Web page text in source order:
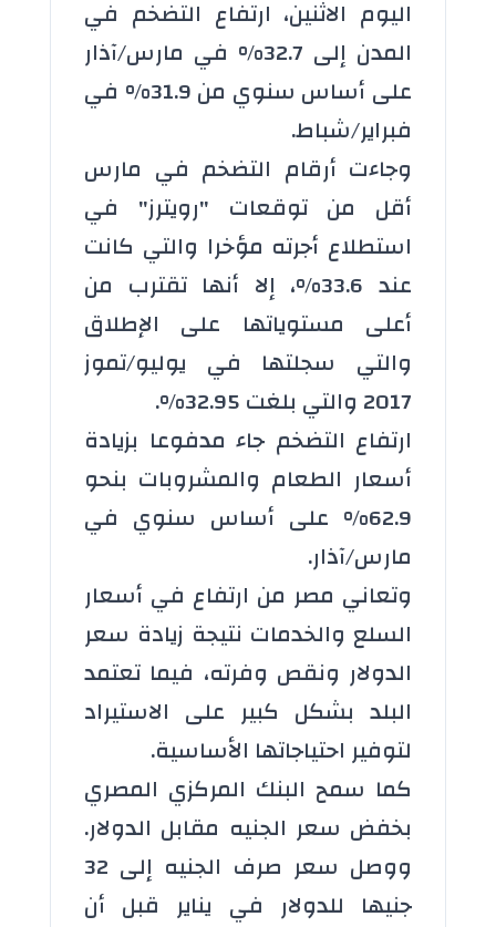
اليوم الاثنين، ارتفاع التضخم في
المدن إلى 32.7% في مارس/آذار
على أساس سنوي من 31.9% في
فبراير/شباط.
وجاءت أرقام التضخم في مارس
أقل من توقعات "رويترز" في
استطلاع أجرته مؤخرا والتي كانت
عند 33.6%، إلا أنها تقترب من
أعلى مستوياتها على الإطلاق
والتي سجلتها في يوليو/تموز
2017 والتي بلغت 32.95%.
ارتفاع التضخم جاء مدفوعا بزيادة
أسعار الطعام والمشروبات بنحو
62.9% على أساس سنوي في
مارس/آذار.
وتعاني مصر من ارتفاع في أسعار
السلع والخدمات نتيجة زيادة سعر
الدولار ونقص وفرته، فيما تعتمد
البلد بشكل كبير على الاستيراد
لتوفير احتياجاتها الأساسية.
كما سمح البنك المركزي المصري
بخفض سعر الجنيه مقابل الدولار.
ووصل سعر صرف الجنيه إلى 32
جنيها للدولار في يناير قبل أن